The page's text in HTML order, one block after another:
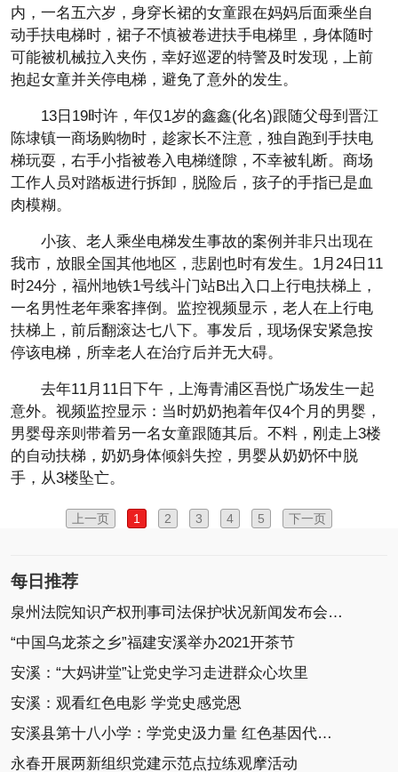
内，一名五六岁，身穿长裙的女童跟在妈妈后面乘坐自
动手扶电梯时，裙子不慎被卷进扶手电梯里，身体随时
可能被机械拉入夹伤，幸好巡逻的特警及时发现，上前
抱起女童并关停电梯，避免了意外的发生。
13日19时许，年仅1岁的鑫鑫(化名)跟随父母到晋江
陈埭镇一商场购物时，趁家长不注意，独自跑到手扶电
梯玩耍，右手小指被卷入电梯缝隙，不幸被轧断。商场
工作人员对踏板进行拆卸，脱险后，孩子的手指已是血
肉模糊。
小孩、老人乘坐电梯发生事故的案例并非只出现在
我市，放眼全国其他地区，悲剧也时有发生。1月24日11
时24分，福州地铁1号线斗门站B出入口上行电扶梯上，
一名男性老年乘客摔倒。监控视频显示，老人在上行电
扶梯上，前后翻滚达七八下。事发后，现场保安紧急按
停该电梯，所幸老人在治疗后并无大碍。
去年11月11日下午，上海青浦区吾悦广场发生一起
意外。视频监控显示：当时奶奶抱着年仅4个月的男婴，
男婴母亲则带着另一名女童跟随其后。不料，刚走上3楼
的自动扶梯，奶奶身体倾斜失控，男婴从奶奶怀中脱
手，从3楼坠亡。
上一页 1 2 3 4 5 下一页
每日推荐
泉州法院知识产权刑事司法保护状况新闻发布会召开
“中国乌龙茶之乡”福建安溪举办2021开茶节
安溪：“大妈讲堂”让党史学习走进群众心坎里
安溪：观看红色电影 学党史感党恩
安溪县第十八小学：学党史汲力量 红色基因代代传
永春开展两新组织党建示范点拉练观摩活动